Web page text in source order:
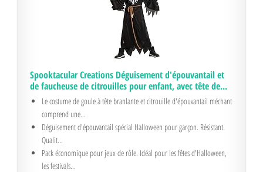
Spooktacular Creations Déguisement d'épouvantail et
de faucheuse de citrouilles pour enfant, avec tête de...
Le costume de goule à tête branlante et citrouille d'épouvantail méchant
comprend une...
Déguisement d'épouvantail spécial Halloween pour garçon. Résistant.
Qualit...
Pack économique pour jeux de rôle. Idéal pour les fêtes d'Halloween,
les festivals...